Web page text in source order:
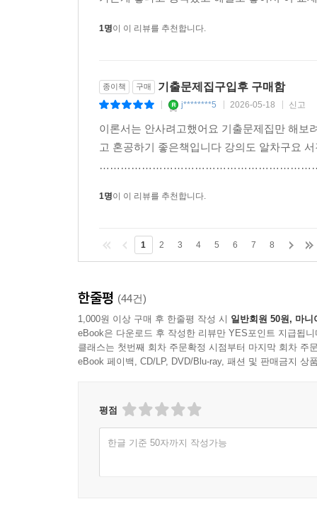
1명이 이 리뷰를 추천합니다.
종이책 구매 기출문제집구입후 구매함
j********5 2026-05-18 신고
이론서는 안사려고했어요 기출문제집만 해보
고 혼공하기 좋은책입니다 강의도 알차구요
1명이 이 리뷰를 추천합니다.
1 2 3 4 5 6 7 8
한줄평 (44건)
1,000원 이상 구매 후 한줄평 작성 시 일반회원 50원, 마니
eBook은 다운로드 후 작성한 리뷰만 YES포인트 지급됩니
클래스는 첫번째 회차 주문확정 시점부터 마지막 회차 주
eBook 페이백, CD/LP, DVD/Blu-ray, 패션 및 판매금지 상
평점
한글 기준 50자까지 작성가능